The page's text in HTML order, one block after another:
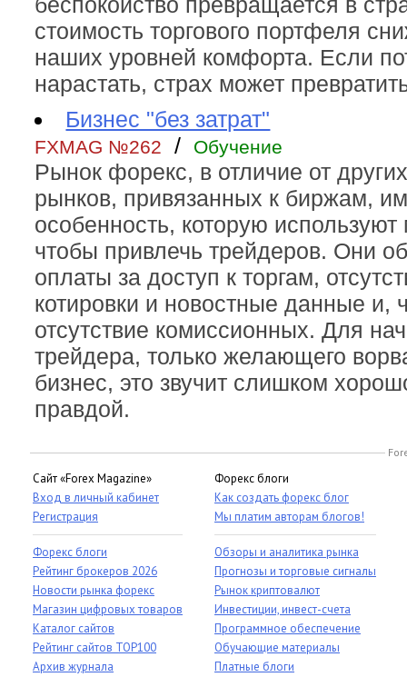
стоимость торгового портфеля
наших уровней комфорта. Если
нарастать, страх может
Бизнес "без затрат"
FXMAG №262 / Обучение
Рынок форекс, в отличие от
рынков, привязанных к биржам,
особенность, которую
чтобы привлечь трейдеров. Они
оплаты за доступ к торгам,
котировки и новостные данные и,
отсутствие комиссионных. Для
трейдера, только желающего
бизнес, это звучит слишком
правдой.
Сайт «Forex Magazine»
Вход в личный кабинет
Регистрация
Форекс блоги
Рейтинг брокеров 2026
Новости рынка форекс
Магазин цифровых товаров
Каталог сайтов
Рейтинг сайтов TOP100
Архив журнала
Форекс блоги
Как создать форекс блог
Мы платим авторам блогов!
Обзоры и аналитика рынка
Прогнозы и торговые сигналы
Рынок криптовалют
Инвестиции, инвест-счета
Программное обеспечение
Обучающие материалы
Платные блоги